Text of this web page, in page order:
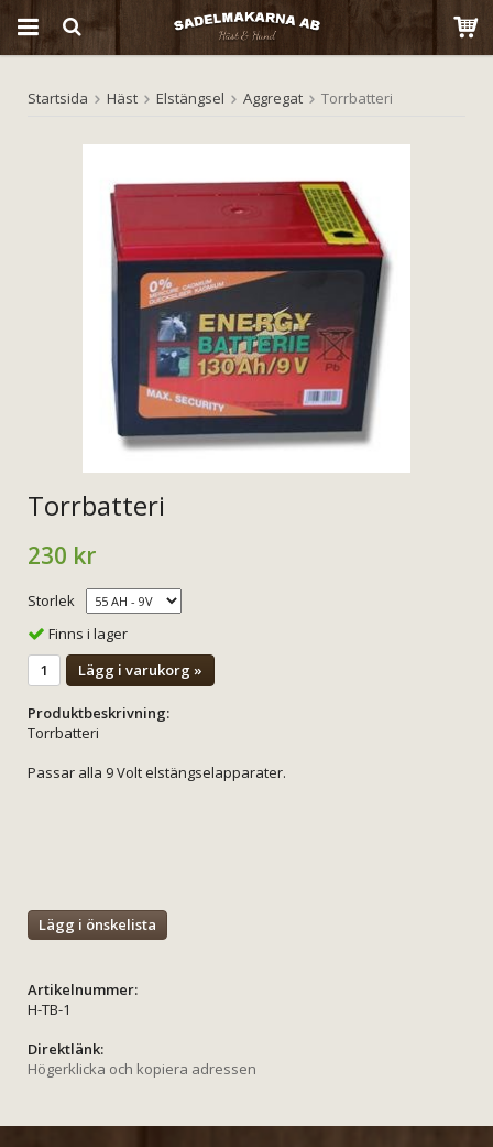
Produkten har blivit tillagd i varukorgen
Startsida Häst Elstängsel Aggregat Torrbatteri
Torrbatteri
230 kr
Storlek
Finns i lager
Lägg i varukorg »
Produktbeskrivning:
Torrbatteri
Passar alla 9 Volt elstängselapparater.
Lägg i önskelista
Artikelnummer:
H-TB-1
Direktlänk:
Högerklicka och kopiera adressen